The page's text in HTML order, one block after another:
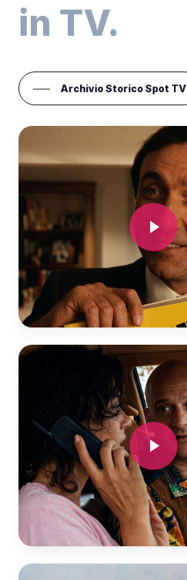
in TV.
Archivio Storico Spot TV
Play Video
Play Video
Play Video
Play Video
Play Video